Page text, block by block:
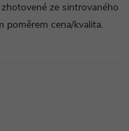
ze sintrovaného
poměrem cena/kvalita.